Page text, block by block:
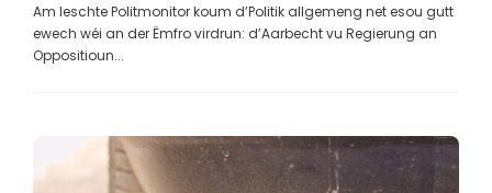
Am leschte Politmonitor koum d’Politik allgemeng net esou gutt
ewech wéi an der Ëmfro virdrun: d’Aarbecht vu Regierung an
Oppositioun...